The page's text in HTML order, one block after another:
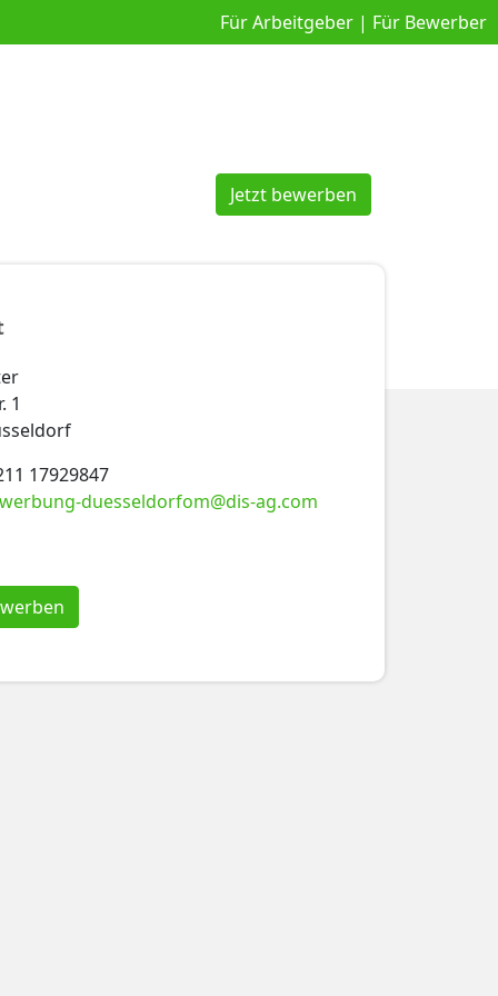
Für Arbeitgeber | Für Bewerber
Jetzt bewerben
1
17929847
duesseldorfom@dis-ag.com